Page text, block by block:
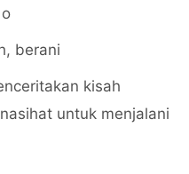
berani
kisah
untuk menjalani